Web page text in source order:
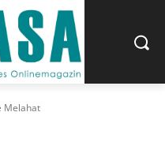
Melahat